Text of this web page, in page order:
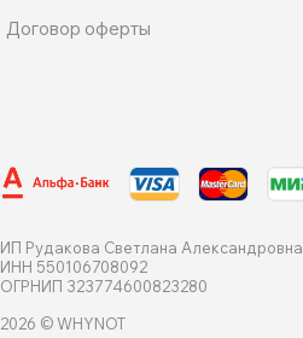
2026 © WHYNOT
ИП Рудакова Светлана Александровна
ИНН 550106708092
ОГРНИП 323774600823280
Договор оферты